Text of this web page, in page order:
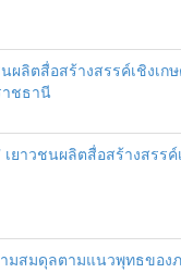
นผลิตสื่อสร้างสรรค์เชิง
าชธานี
เยาวชนผลิตสื่อสร้างสร
มสมดุลตามแนวพุทธของ